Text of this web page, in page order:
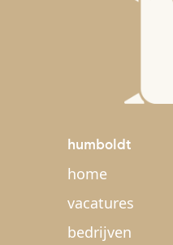
humboldt
home
vacatures
bedrijven